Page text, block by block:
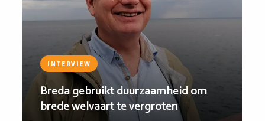
INTERVIEW
Breda gebruikt duurzaamheid om
brede welvaart te vergroten